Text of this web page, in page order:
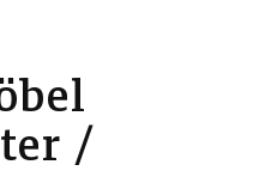
bel
ter